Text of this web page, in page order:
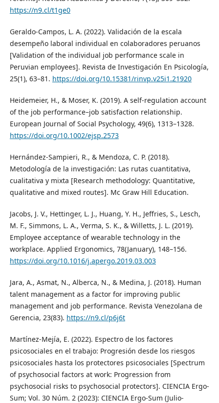
https://n9.cl/t1ge0
Geraldo-Campos, L. A. (2022). Validación de la escala
desempeño laboral individual en colaboradores peruanos
[Validation of the individual job performance scale in
Peruvian employees]. Revista de Investigación En Psicología,
25(1), 63–81. https://doi.org/10.15381/rinvp.v25i1.21920
Heidemeier, H., & Moser, K. (2019). A self-regulation account
of the job performance–job satisfaction relationship.
European Journal of Social Psychology, 49(6), 1313–1328.
https://doi.org/10.1002/ejsp.2573
Hernández-Sampieri, R., & Mendoza, C. P. (2018).
Metodología de la investigación: Las rutas cuantitativa,
cualitativa y mixta [Research methodology: Quantitative,
qualitative and mixed routes]. Mc Graw Hill Education.
Jacobs, J. V., Hettinger, L. J., Huang, Y. H., Jeffries, S., Lesch,
M. F., Simmons, L. A., Verma, S. K., & Willetts, J. L. (2019).
Employee acceptance of wearable technology in the
workplace. Applied Ergonomics, 78(January), 148–156.
https://doi.org/10.1016/j.apergo.2019.03.003
Jara, A., Asmat, N., Alberca, N., & Medina, J. (2018). Human
talent management as a factor for improving public
management and job performance. Revista Venezolana de
Gerencia, 23(83). https://n9.cl/p6j6t
Martínez-Mejía, E. (2022). Espectro de los factores
psicosociales en el trabajo: Progresión desde los riesgos
psicosociales hasta los protectores psicosociales [Spectrum
of psychosocial factors at work: Progression from
psychosocial risks to psychosocial protectors]. CIENCIA Ergo-
Sum; Vol. 30 Núm. 2 (2023): CIENCIA Ergo-Sum (Julio-